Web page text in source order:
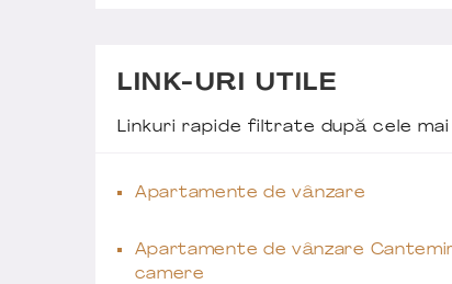
LINK-URI UTILE
Linkuri rapide filtrate după cele
Apartamente de vânzare
Apartamente de vânzare
camere